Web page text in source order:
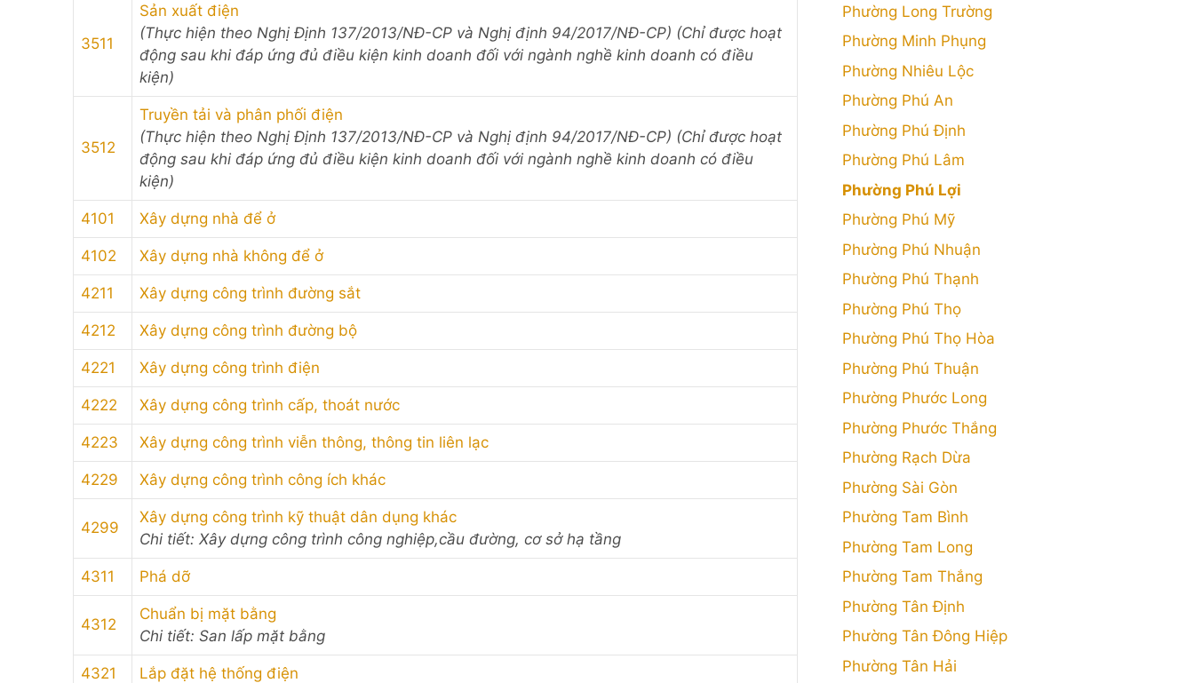
3511
Sản xuất điện
(Thực hiện theo Nghị Định 137/2013/NĐ-CP và Nghị định 94/2017/NĐ-CP) (Chỉ được hoạt
động sau khi đáp ứng đủ điều kiện kinh doanh đối với ngành nghề kinh doanh có điều
kiện)
3512
Truyền tải và phân phối điện
(Thực hiện theo Nghị Định 137/2013/NĐ-CP và Nghị định 94/2017/NĐ-CP) (Chỉ được hoạt
động sau khi đáp ứng đủ điều kiện kinh doanh đối với ngành nghề kinh doanh có điều
kiện)
4101 Xây dựng nhà để ở
4102 Xây dựng nhà không để ở
4211 Xây dựng công trình đường sắt
4212 Xây dựng công trình đường bộ
4221 Xây dựng công trình điện
4222 Xây dựng công trình cấp, thoát nước
4223 Xây dựng công trình viễn thông, thông tin liên lạc
4229 Xây dựng công trình công ích khác
4299
Xây dựng công trình kỹ thuật dân dụng khác
Chi tiết: Xây dựng công trình công nghiệp,cầu đường, cơ sở hạ tầng
4311 Phá dỡ
4312
Chuẩn bị mặt bằng
Chi tiết: San lấp mặt bằng
4321 Lắp đặt hệ thống điện
Phường Long Trường
Phường Minh Phụng
Phường Nhiêu Lộc
Phường Phú An
Phường Phú Định
Phường Phú Lâm
Phường Phú Lợi
Phường Phú Mỹ
Phường Phú Nhuận
Phường Phú Thạnh
Phường Phú Thọ
Phường Phú Thọ Hòa
Phường Phú Thuận
Phường Phước Long
Phường Phước Thắng
Phường Rạch Dừa
Phường Sài Gòn
Phường Tam Bình
Phường Tam Long
Phường Tam Thắng
Phường Tân Định
Phường Tân Đông Hiệp
Phường Tân Hải